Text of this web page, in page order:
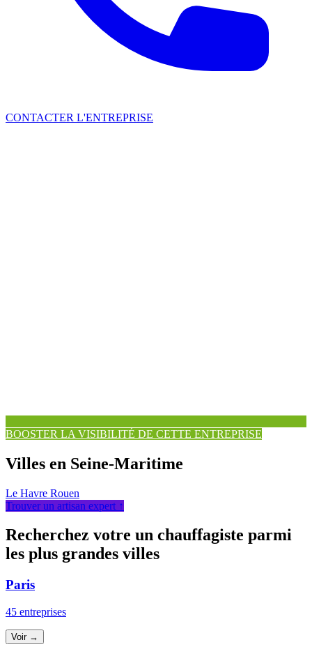
CONTACTER L'ENTREPRISE
BOOSTER LA VISIBILITÉ DE CETTE ENTREPRISE
Villes en Seine-Maritime
Le Havre Rouen
Trouver un artisan expert ↑
Recherchez votre un chauffagiste parmi
les plus grandes villes
Paris
45 entreprises
Voir →